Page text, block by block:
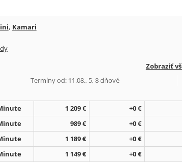
, Kamari
Zobraziť
Termíny od: 11.08., 5, 8 dňové
1 209 € +0 €
989 € +0 €
1 189 € +0 €
1 149 € +0 €